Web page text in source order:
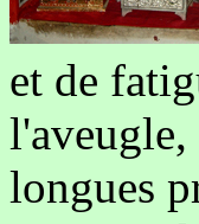
et de
l'aveugle,
longues